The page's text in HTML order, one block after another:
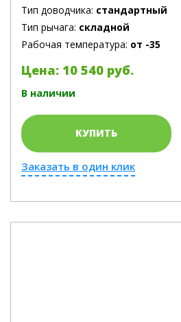
Тип доводчика: стандартный
Тип рычага: складной
Рабочая температура: от -35
Цена: 10 540 руб.
В наличии
КУПИТЬ
Заказать в один клик